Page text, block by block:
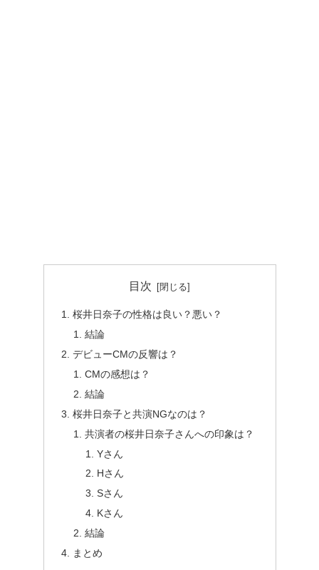
目次
桜井日奈子の性格は良い？悪い？
結論
デビューCMの反響は？
CMの感想は？
結論
桜井日奈子と共演NGなのは？
共演者の桜井日奈子さんへの印象は？
Yさん
Hさん
Sさん
Kさん
結論
まとめ